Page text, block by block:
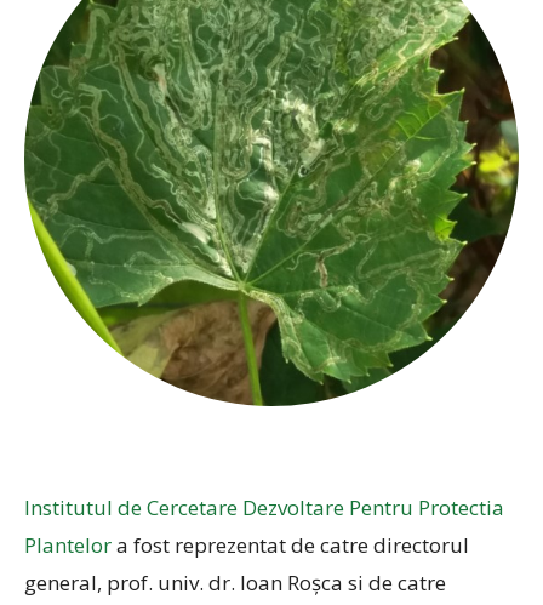
Institutul de Cercetare Dezvoltare Pentru Protectia
Plantelora fost reprezentat de catre directorul
general, prof. univ. dr. Ioan Roșca si de catre